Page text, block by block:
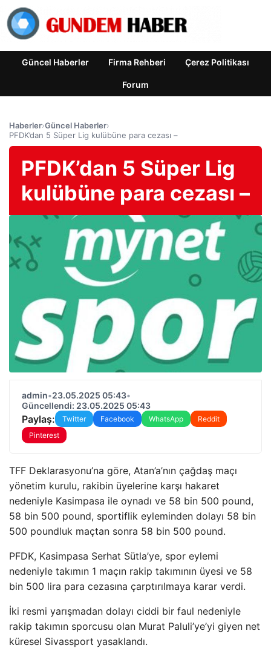
Güncel Haberler Firma Rehberi Çerez Politikası
Forum
Haberler›Güncel Haberler›
PFDK’dan 5 Süper Lig kulübüne para cezası –
PFDK’dan 5 Süper Lig
kulübüne para cezası –
admin•23.05.2025 05:43•
Güncellendi: 23.05.2025 05:43
Paylaş: Twitter Facebook WhatsApp
Reddit
Pinterest
TFF Deklarasyonu’na göre, Atan’a’nın çağdaş maçı
yönetim kurulu, rakibin üyelerine karşı hakaret
nedeniyle Kasimpasa ile oynadı ve 58 bin 500 pound,
58 bin 500 pound, sportiflik eyleminden dolayı 58 bin
500 poundluk maçtan sonra 58 bin 500 pound.
PFDK, Kasimpasa Serhat Sütla’ye, spor eylemi
nedeniyle takımın 1 maçın rakip takımının üyesi ve 58
bin 500 lira para cezasına çarptırılmaya karar verdi.
İki resmi yarışmadan dolayı ciddi bir faul nedeniyle
rakip takımın sporcusu olan Murat Paluli’ye’yi giyen net
küresel Sivassport yasaklandı.